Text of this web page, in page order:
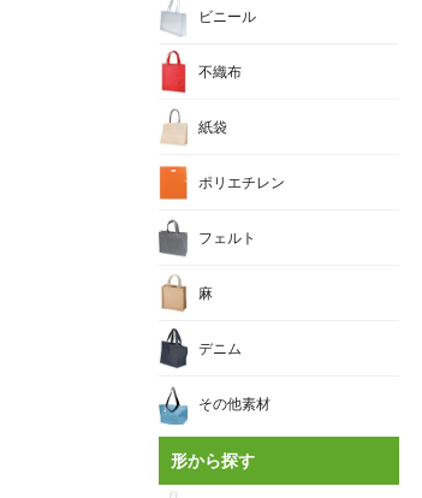
ビニール
不織布
紙袋
ポリエチレン
フェルト
麻
デニム
その他素材
形から探す